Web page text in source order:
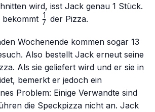
wird, isst Jack genau 1 Stück.
bekommt \frac{1}
7
1 der Pizza.
Wochenende kommen sogar 13
Also bestellt Jack erneut seine
Als sie geliefert wird und er sie in
bemerkt er jedoch ein
Problem: Einige Verwandte sind
die Speckpizza nicht an. Jack